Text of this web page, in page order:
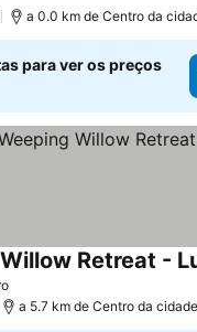
a 0.0 km de Centro da
para ver os preços
Retreat -
a 5.7 km de Centro da cidade